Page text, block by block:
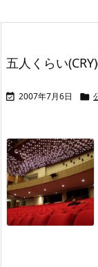
五人くらい
 2007年7月6日 